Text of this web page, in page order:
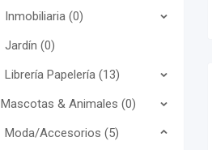
Inmobiliaria (0)
Jardín (0)
Librería Papelería (13)
Mascotas & Animales (0)
Moda/Accesorios (5)